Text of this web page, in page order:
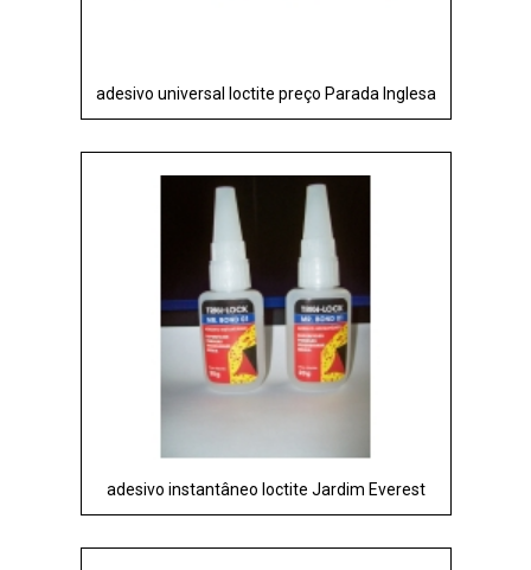
adesivo universal loctite preço Parada Inglesa
adesivo instantâneo loctite Jardim Everest